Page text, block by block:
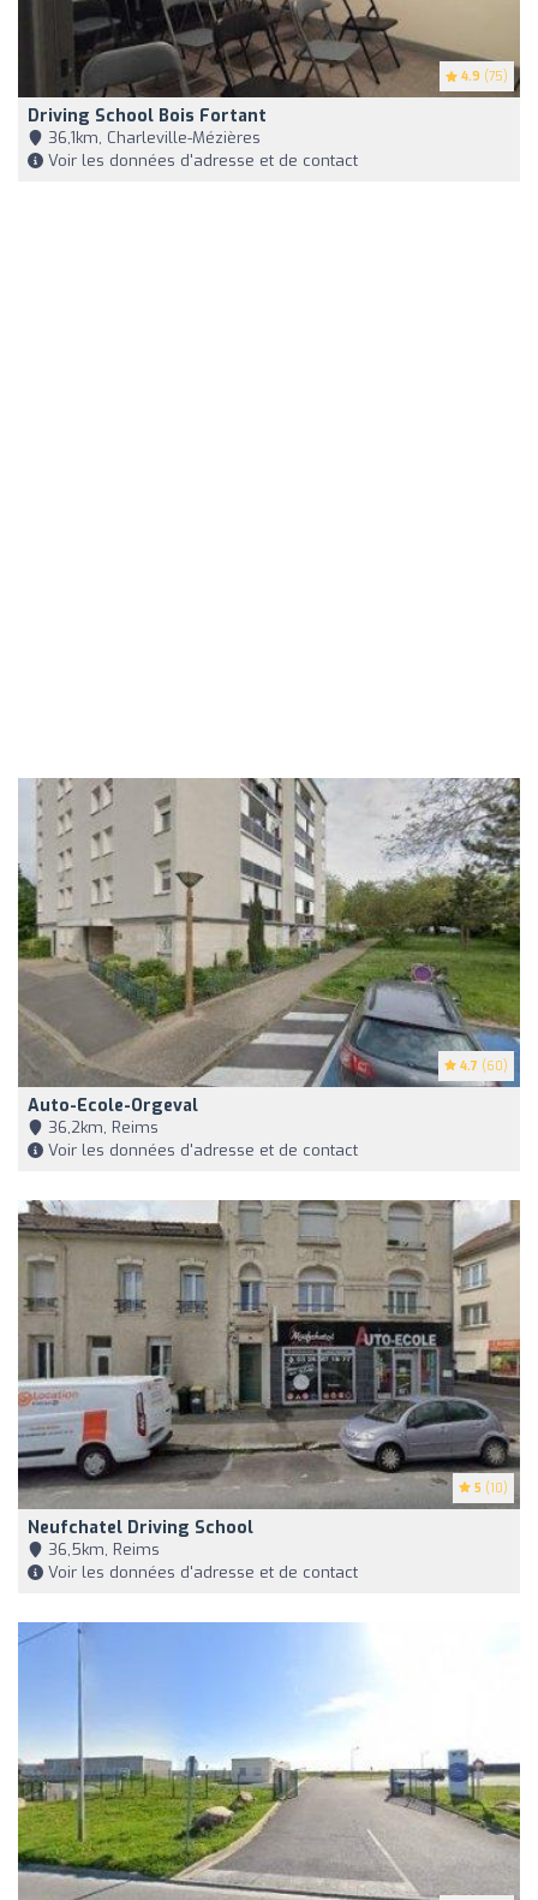
4.9 (75)
Driving School Bois Fortant
36,1km, Charleville-Mézières
Voir les données d'adresse et de contact
4.7 (60)
Auto-Ecole-Orgeval
36,2km, Reims
Voir les données d'adresse et de contact
5 (10)
Neufchatel Driving School
36,5km, Reims
Voir les données d'adresse et de contact